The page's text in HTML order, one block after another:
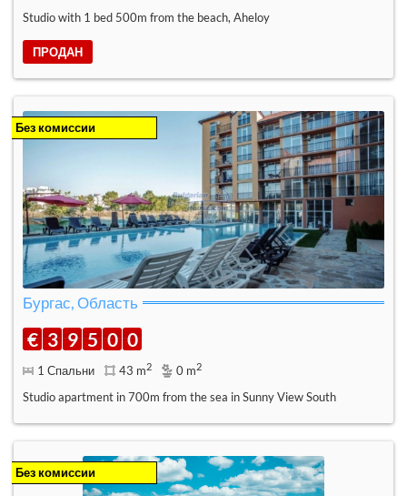
Studio with 1 bed 500m from the beach, Aheloy
ПРОДАН
Бургас, Область
Без комиссии
€ 3 9 5 0 0
1 Спальни 43 m2 0 m2
Studio apartment in 700m from the sea in Sunny View South
Без комиссии